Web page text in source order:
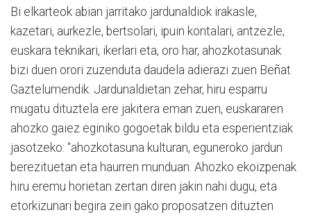
Bi elkarteok abian jarritako jardunaldiok irakasle,
kazetari, aurkezle, bertsolari, ipuin kontalari, antzezle,
euskara teknikari, ikerlari eta, oro har, ahozkotasunak
bizi duen orori zuzenduta daudela adierazi zuen Beñat
Gaztelumendik. Jardunaldietan zehar, hiru esparru
mugatu dituztela ere jakitera eman zuen, euskararen
ahozko gaiez eginiko gogoetak bildu eta esperientziak
jasotzeko: “ahozkotasuna kulturan, eguneroko jardun
berezituetan eta haurren munduan. Ahozko ekoizpenak
hiru eremu horietan zertan diren jakin nahi dugu, eta
etorkizunari begira zein gako proposatzen dituzten